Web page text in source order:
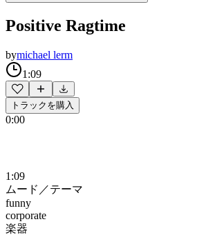
Positive Ragtime
bymichael lerm
1:09
トラックを購入
0:00
1:09
ムード／テーマ
funny
corporate
楽器